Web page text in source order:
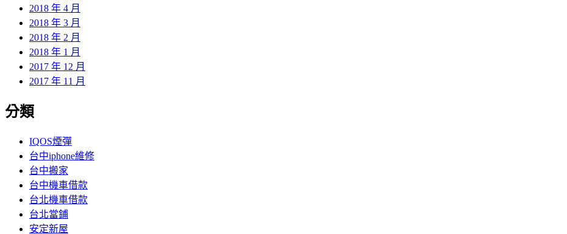
2018 年 4 月
2018 年 3 月
2018 年 2 月
2018 年 1 月
2017 年 12 月
2017 年 11 月
分類
IQOS煙彈
台中iphone維修
台中搬家
台中機車借款
台北機車借款
台北當鋪
安定新屋